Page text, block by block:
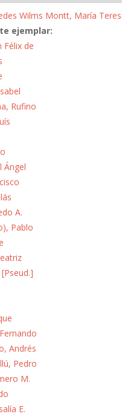
Wilms Montt, María
ejemplar:
Félix de
Rufino
Ángel
A.
Pablo
Andrés
Pedro
M.
E.